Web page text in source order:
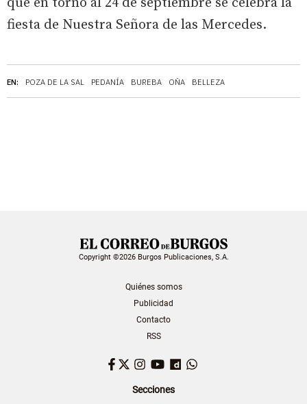
EN: POZA DE LA SAL PEDANÍA BUREBA OÑA BELLEZA
fiesta de Nuestra Señora de las Mercedes.
Copyright ©2026 Burgos Publicaciones, S.A.
Quiénes somos
Publicidad
Contacto
RSS
Facebook
TwitterInstagram
YouTubeDailymotion
Secciones